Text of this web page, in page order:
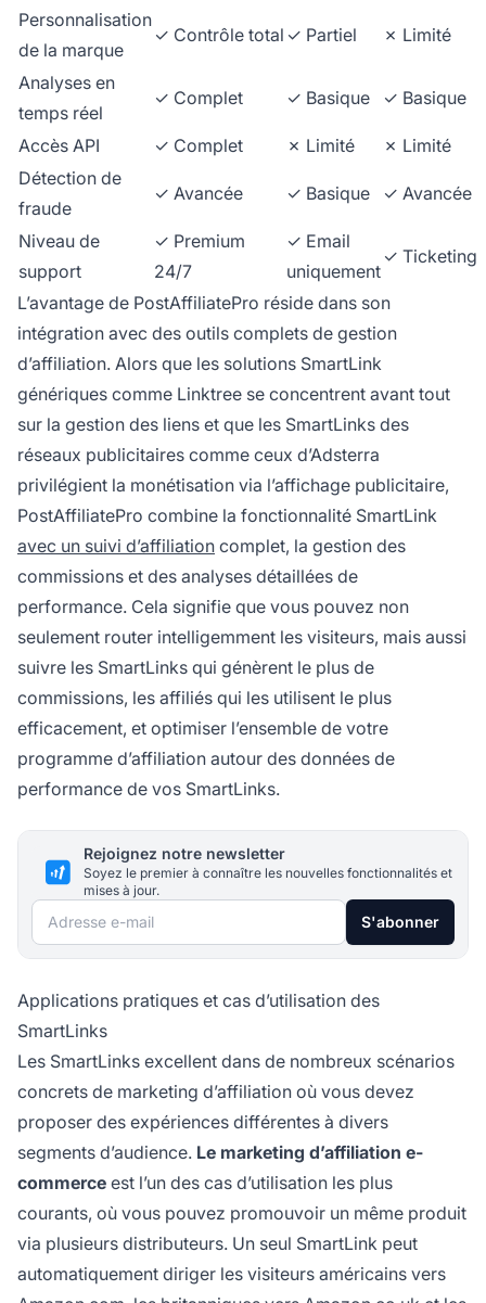
Personnalisation
de la marque
✓ Contrôle total ✓ Partiel ✗ Limité
Analyses en
temps réel
✓ Complet ✓ Basique ✓ Basique
Accès API ✓ Complet ✗ Limité
✗ Limité
Détection de
fraude
✓ Avancée ✓ Basique ✓ Avancée
Niveau de
support
✓ Premium
24/7
✓ Email
uniquement
✓ Ticketing
L’avantage de PostAffiliatePro réside dans son
intégration avec des outils complets de gestion
d’affiliation. Alors que les solutions SmartLink
génériques comme Linktree se concentrent avant tout
sur la gestion des liens et que les SmartLinks des
réseaux publicitaires comme ceux d’Adsterra
privilégient la monétisation via l’affichage publicitaire,
PostAffiliatePro combine la fonctionnalité SmartLink
avec un suivi d’affiliation complet, la gestion des
commissions et des analyses détaillées de
performance. Cela signifie que vous pouvez non
seulement router intelligemment les visiteurs, mais aussi
suivre les SmartLinks qui génèrent le plus de
commissions, les affiliés qui les utilisent le plus
efficacement, et optimiser l’ensemble de votre
programme d’affiliation autour des données de
performance de vos SmartLinks.
Rejoignez notre newsletter
Soyez le premier à connaître les nouvelles fonctionnalités et
mises à jour.
Adresse e-mail S'abonner
Applications pratiques et cas d’utilisation des
SmartLinks
Les SmartLinks excellent dans de nombreux scénarios
concrets de marketing d’affiliation où vous devez
proposer des expériences différentes à divers
segments d’audience. Le marketing d’affiliation e-
commerce est l’un des cas d’utilisation les plus
courants, où vous pouvez promouvoir un même produit
via plusieurs distributeurs. Un seul SmartLink peut
automatiquement diriger les visiteurs américains vers